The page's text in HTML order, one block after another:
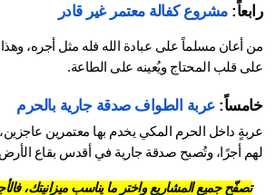
مشروع كفالة معتمر غير قادر
قلب المحتاج ويُعينه على الطاعة.
عربة الطواف صدقة جارية بالحرم
أجرًا، وتُصبح صدقة جارية في أقدس بقاع الأرض
تصفّح جميع المشاريع واختر ما يناسب ميزانيتك، فالأجر